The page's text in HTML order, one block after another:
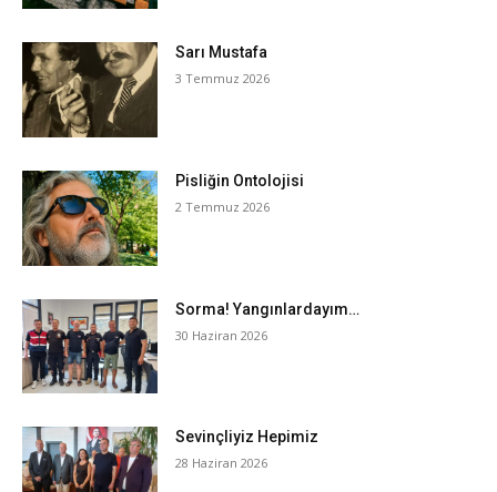
Sarı Mustafa
3 Temmuz 2026
Pisliğin Ontolojisi
2 Temmuz 2026
Sorma! Yangınlardayım…
30 Haziran 2026
Sevinçliyiz Hepimiz
28 Haziran 2026